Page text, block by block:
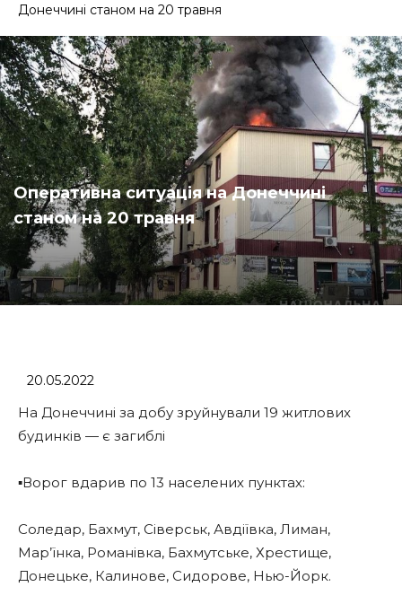
Донеччині станом на 20 травня
Оперативна ситуація на Донеччині
станом на 20 травня
20.05.2022
На Донеччині за добу зруйнували 19 житлових
будинків — є загиблі
▪️Ворог вдарив по 13 населених пунктах:
Соледар, Бахмут, Сіверськ, Авдіївка, Лиман,
Мар’їнка, Романівка, Бахмутське, Хрестище,
Донецьке, Калинове, Сидорове, Нью-Йорк.